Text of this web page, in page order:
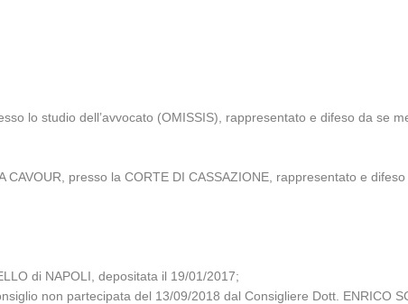
lo studio dell’avvocato (OMISSIS), rappresentato e difeso da se
presso la CORTE DI CASSAZIONE, rappresentato e difeso
di NAPOLI, depositata il 19/01/2017;
non partecipata del 13/09/2018 dal Consigliere Dott. ENRICO